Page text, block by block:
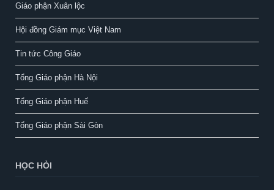
Giáo phận Xuân lộc
Hội đồng Giám mục Việt Nam
Tin tức Công Giáo
Tổng Giáo phận Hà Nội
Tổng Giáo phận Huế
Tổng Giáo phận Sài Gòn
HỌC HỎI